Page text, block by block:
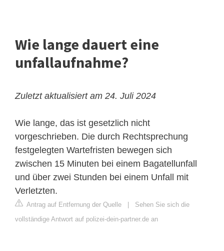
Wie lange dauert eine
unfallaufnahme?
Zuletzt aktualisiert am 24. Juli 2024
Wie lange, das ist gesetzlich nicht
vorgeschrieben. Die durch Rechtsprechung
festgelegten Wartefristen bewegen sich
zwischen 15 Minuten bei einem Bagatellunfall
und über zwei Stunden bei einem Unfall mit
Verletzten.
Antrag auf Entfernung der Quelle
Sehen Sie sich die
vollständige Antwort auf polizei-dein-partner.de an